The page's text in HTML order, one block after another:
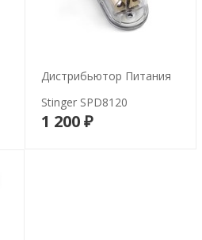
Дистрибьютор Питания
Stinger SPD8120
1 200 ₽В корзину